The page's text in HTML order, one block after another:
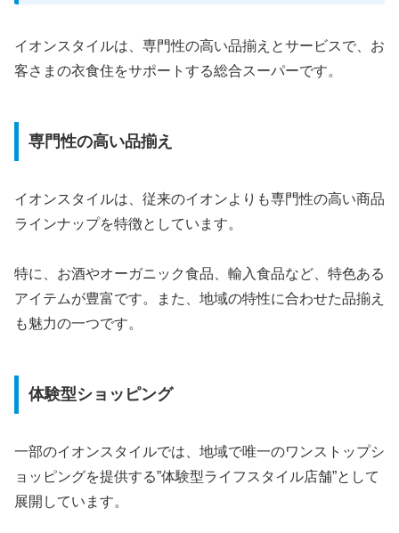
イオンスタイルは、専門性の高い品揃えとサービスで、お
客さまの衣食住をサポートする総合スーパーです。
専門性の高い品揃え
イオンスタイルは、従来のイオンよりも専門性の高い商品
ラインナップを特徴としています。
特に、お酒やオーガニック食品、輸入食品など、特色ある
アイテムが豊富です。また、地域の特性に合わせた品揃え
も魅力の一つです。
体験型ショッピング
一部のイオンスタイルでは、地域で唯一のワンストップシ
ョッピングを提供する”体験型ライフスタイル店舗”として
展開しています。